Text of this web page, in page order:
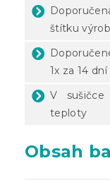
štítku
1x za 14 dní
V
teploty
Obsah